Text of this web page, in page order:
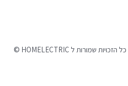
כל הזכויות שמורות ל HOMELECTRIC ©